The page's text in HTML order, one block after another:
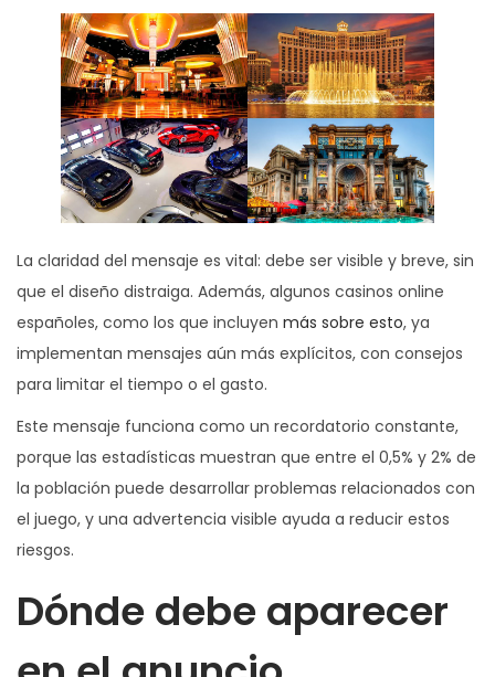
La claridad del mensaje es vital: debe ser visible y breve, sin
que el diseño distraiga. Además, algunos casinos online
españoles, como los que incluyen más sobre esto, ya
implementan mensajes aún más explícitos, con consejos
para limitar el tiempo o el gasto.
Este mensaje funciona como un recordatorio constante,
porque las estadísticas muestran que entre el 0,5% y 2% de
la población puede desarrollar problemas relacionados con
el juego, y una advertencia visible ayuda a reducir estos
riesgos.
Dónde debe aparecer